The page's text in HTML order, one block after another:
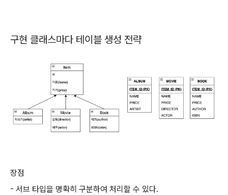
구현 클래스마다 테이블 생성 전략
장점
- 서브 타입을 명확히 구분하여 처리할 수 있다.